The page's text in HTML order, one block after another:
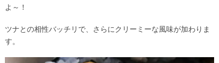
よ～！
ツナとの相性バッチリで、さらにクリーミーな風味が加わりま
す。